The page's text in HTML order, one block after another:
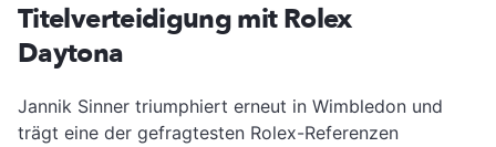
Titelverteidigung mit Rolex
Daytona
Jannik Sinner triumphiert erneut in Wimbledon und
trägt eine der gefragtesten Rolex-Referenzen